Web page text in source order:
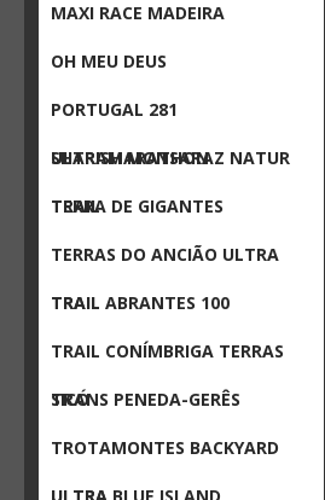
MAXI RACE MADEIRA
OH MEU DEUS
PORTUGAL 281
ULTRAMARATHON
SHARISH MONSARAZ NATUR
TRAIL
TERRA DE GIGANTES
TERRAS DO ANCIÃO ULTRA
TRAIL
TRAIL ABRANTES 100
TRAIL CONÍMBRIGA TERRAS
SICÓ
TRANS PENEDA-GERÊS
TROTAMONTES BACKYARD